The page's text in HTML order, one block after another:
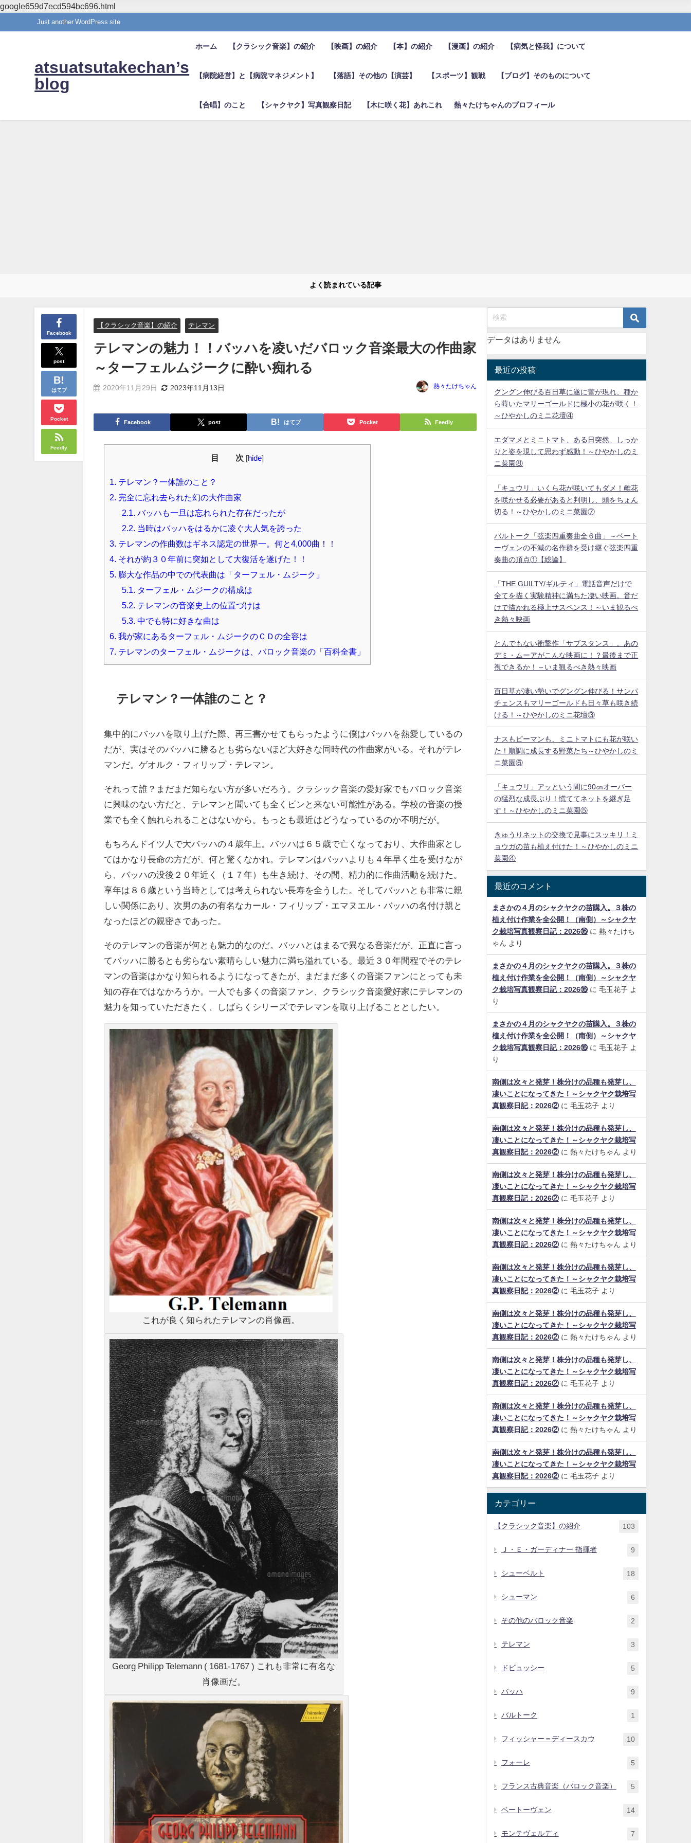
google659d7ecd594bc696.html
Just another WordPress site
atsuatsutakechan’s
blog
ホーム 【クラシック音楽】の紹介 【映画】の紹介 【本】の紹介 【漫画】の紹介 【病気と怪我】について
【病院経営】と【病院マネジメント】 【落語】その他の【演芸】 【スポーツ】観戦 【ブログ】そのものについて
【合唱】のこと 【シャクヤク】写真観察日記 【木に咲く花】あれこれ 熱々たけちゃんのプロフィール
よく読まれている記事
Facebook
post
はてブ
Pocket
Feedly
【クラシック音楽】の紹介 テレマン
テレマンの魅力！！バッハを凌いだバロック音楽最大の作曲家
～ターフェルムジークに酔い痴れる
2020年11月29日 2023年11月13日 熱々たけちゃん
Facebook post はてブ Pocket Feedly
目 次 hide
1. テレマン？一体誰のこと？
2. 完全に忘れ去られた幻の大作曲家
2.1. バッハも一旦は忘れられた存在だったが
2.2. 当時はバッハをはるかに凌ぐ大人気を誇った
3. テレマンの作曲数はギネス認定の世界一。何と4,000曲！！
4. それが約３０年前に突如として大復活を遂げた！！
5. 膨大な作品の中での代表曲は「ターフェル・ムジーク」
5.1. ターフェル・ムジークの構成は
5.2. テレマンの音楽史上の位置づけは
5.3. 中でも特に好きな曲は
6. 我が家にあるターフェル・ムジークのＣＤの全容は
7. テレマンのターフェル・ムジークは、バロック音楽の「百科全書」
テレマン？一体誰のこと？
集中的にバッハを取り上げた際、再三書かせてもらったように僕はバッハを熱愛しているの
だが、実はそのバッハに勝るとも劣らないほど大好きな同時代の作曲家がいる。それがテレ
マンだ。ゲオルク・フィリップ・テレマン。
それって誰？まだまだ知らない方が多いだろう。クラシック音楽の愛好家でもバロック音楽
に興味のない方だと、テレマンと聞いても全くピンと来ない可能性がある。学校の音楽の授
業でも全く触れられることはないから。もっとも最近はどうなっているのか不明だが。
もちろんドイツ人で大バッハの４歳年上。バッハは６５歳で亡くなっており、大作曲家とし
てはかなり長命の方だが、何と驚くなかれ。テレマンはバッハよりも４年早く生を受けなが
ら、バッハの没後２０年近く（１７年）も生き続け、その間、精力的に作曲活動を続けた。
享年は８６歳という当時としては考えられない長寿を全うした。そしてバッハとも非常に親
しい関係にあり、次男のあの有名なカール・フィリップ・エマヌエル・バッハの名付け親と
なったほどの親密さであった。
そのテレマンの音楽が何とも魅力的なのだ。バッハとはまるで異なる音楽だが、正直に言っ
てバッハに勝るとも劣らない素晴らしい魅力に満ち溢れている。最近３０年間程でそのテレ
マンの音楽はかなり知られるようになってきたが、まだまだ多くの音楽ファンにとっても未
知の存在ではなかろうか。一人でも多くの音楽ファン、クラシック音楽愛好家にテレマンの
魅力を知っていただきたく、しばらくシリーズでテレマンを取り上げることとしたい。
これが良く知られたテレマンの肖像画。
Georg Philipp Telemann ( 1681-1767 ) これも非常に有名な
肖像画だ。
データはありません
最近の投稿
グングン伸びる百日草に遂に蕾が現れ、種か
ら蒔いたマリーゴールドに極小の花が咲く！
～ひやかしのミニ花壇④
エダマメとミニトマト、ある日突然、しっか
りと姿を現して思わず感動！～ひやかしのミ
ニ菜園⑧
「キュウリ」いくら花が咲いてもダメ！雌花
を咲かせる必要があると判明し、頭をちょん
切る！～ひやかしのミニ菜園⑦
バルトーク「弦楽四重奏曲全６曲」～ベート
ーヴェンの不滅の名作群を受け継ぐ弦楽四重
奏曲の頂点①【総論】
「THE GUILTY/ギルティ」電話音声だけで
全てを描く実験精神に満ちた凄い映画。音だ
けで描かれる極上サスペンス！～いま観るべ
き熱々映画
とんでもない衝撃作「サブスタンス」。あの
デミ・ムーアがこんな映画に！？最後まで正
視できるか！～いま観るべき熱々映画
百日草が凄い勢いでグングン伸びる！サンパ
チェンスもマリーゴールドも日々草も咲き続
ける！～ひやかしのミニ花壇③
ナスもピーマンも、ミニトマトにも花が咲い
た！順調に成長する野菜たち～ひやかしのミ
ニ菜園⑥
「キュウリ」アッという間に90㎝オーバー
の猛烈な成長ぶり！慌ててネットを継ぎ足
す！～ひやかしのミニ菜園⑤
きゅうりネットの交換で見事にスッキリ！ミ
ョウガの苗も植え付けた！～ひやかしのミニ
菜園④
最近のコメント
まさかの４月のシャクヤクの苗購入。３株の
植え付け作業を全公開！（南側）～シャクヤ
ク栽培写真観察日記：2026⑯に 熱々たけち
ゃん より
まさかの４月のシャクヤクの苗購入。３株の
植え付け作業を全公開！（南側）～シャクヤ
ク栽培写真観察日記：2026⑯に 毛玉花子よ
り
まさかの４月のシャクヤクの苗購入。３株の
植え付け作業を全公開！（南側）～シャクヤ
ク栽培写真観察日記：2026⑯に 毛玉花子よ
り
南側は次々と発芽！株分けの品種も発芽し、
凄いことになってきた！～シャクヤク栽培写
真観察日記：2026②に 毛玉花子より
南側は次々と発芽！株分けの品種も発芽し、
凄いことになってきた！～シャクヤク栽培写
真観察日記：2026②に 熱々たけちゃん より
南側は次々と発芽！株分けの品種も発芽し、
凄いことになってきた！～シャクヤク栽培写
真観察日記：2026②に 毛玉花子より
南側は次々と発芽！株分けの品種も発芽し、
凄いことになってきた！～シャクヤク栽培写
真観察日記：2026②に 熱々たけちゃん より
南側は次々と発芽！株分けの品種も発芽し、
凄いことになってきた！～シャクヤク栽培写
真観察日記：2026②に 毛玉花子より
南側は次々と発芽！株分けの品種も発芽し、
凄いことになってきた！～シャクヤク栽培写
真観察日記：2026②に 熱々たけちゃん より
南側は次々と発芽！株分けの品種も発芽し、
凄いことになってきた！～シャクヤク栽培写
真観察日記：2026②に 毛玉花子より
南側は次々と発芽！株分けの品種も発芽し、
凄いことになってきた！～シャクヤク栽培写
真観察日記：2026②に 熱々たけちゃん より
南側は次々と発芽！株分けの品種も発芽し、
凄いことになってきた！～シャクヤク栽培写
真観察日記：2026②に 毛玉花子より
カテゴリー
【クラシック音楽】の紹介 103
Ｊ・Ｅ・ガーディナー 指揮者 9
シューベルト 18
シューマン 6
その他のバロック音楽 2
テレマン 3
ドビュッシー 5
バッハ 9
バルトーク 1
フィッシャー＝ディースカウ 10
フォーレ 5
フランス古典音楽（バロック音楽） 5
ベートーヴェン 14
モンテヴェルディ 7